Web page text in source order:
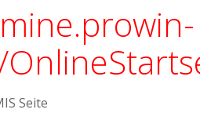
Seite